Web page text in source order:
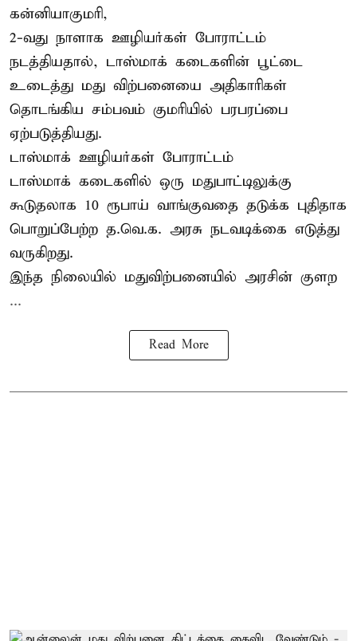
கன்னியாகுமரி,
2-வது நாளாக ஊழியர்கள் போராட்டம்
நடத்தியதால், டாஸ்மாக் கடைகளின் பூட்டை
உடைத்து மது விற்பனையை அதிகாரிகள்
தொடங்கிய சம்பவம் குமரியில் பரபரப்பை
ஏற்படுத்தியது.
டாஸ்மாக் ஊழியர்கள் போராட்டம்
டாஸ்மாக் கடைகளில் ஒரு மதுபாட்டிலுக்கு
கூடுதலாக 10 ரூபாய் வாங்குவதை தடுக்க புதிதாக
பொறுப்பேற்ற த.வெ.க. அரசு நடவடிக்கை எடுத்து
வருகிறது.
இந்த நிலையில் மதுவிற்பனையில் அரசின் குளற
...
Read More